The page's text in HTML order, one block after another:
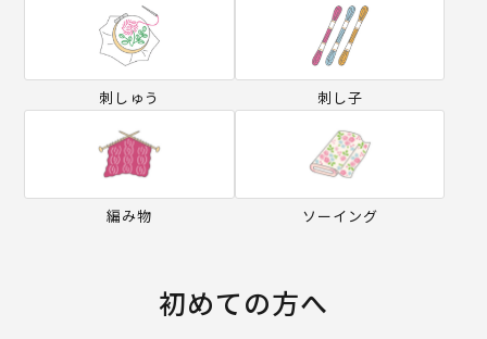
刺しゅう 刺し子
編み物 ソーイング
初めての方へ